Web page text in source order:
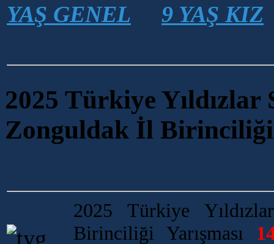
YAŞ GENEL
9 YAŞ KIZ
2025 Türkiye Yıldızlar
Zonguldak İl Birinciliği
2025 Türkiye
Birinciliği Yarışması